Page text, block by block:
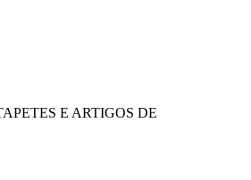
E ARTIGOS DE